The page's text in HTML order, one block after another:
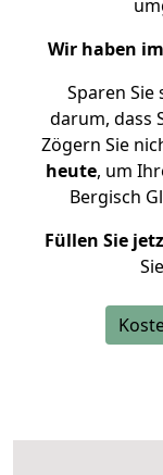
Wir haben
Sparen
darum, dass
Zögern Sie
heute, um
Bergisch
Füllen Sie